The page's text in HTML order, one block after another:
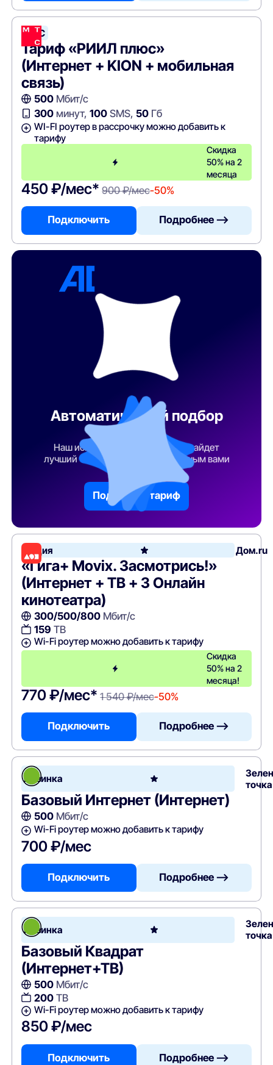
МТС
Тариф «РИИЛ плюс»
(Интернет + KION + мобильная
связь)
500Мбит/с
300минут, 100SMS, 50Гб
WI-FI роутер в рассрочку можно добавить к
тарифу
Скидка
50% на 2
месяца
450 ₽/мес* 900 ₽/мес-50%
Подключить Подробнее —>
Автоматический подбор
Наш искусственный интеллект найдет
лучший тарифный план по указанным вами
Подобрать тариф
Акция Дом.ru
«Гига+ Movix. Засмотрись!»
(Интернет + ТВ + 3 Онлайн
кинотеатра)
300/500/800Мбит/с
159 ТВ
Wi-Fi роутер можно добавить к тарифу
Скидка
50% на 2
месяца!
770 ₽/мес* 1 540 ₽/мес-50%
Подключить Подробнее —>
Новинка
точка
Базовый Интернет (Интернет)
500Мбит/с
Wi-Fi роутер можно добавить к тарифу
700 ₽/мес
Подключить Подробнее —>
Новинка
точка
Базовый Квадрат
(Интернет+ТВ)
500Мбит/с
200ТВ
Wi-Fi роутер можно добавить к тарифу
850 ₽/мес
Подключить Подробнее —>